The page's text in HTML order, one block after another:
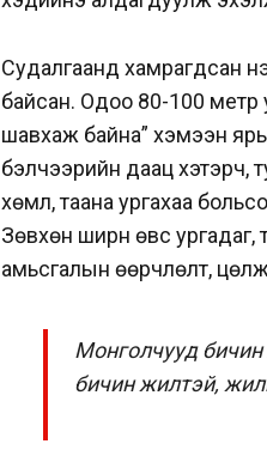
Судалгаанд хамрагдсан
байсан. Одоо 80-100 метр
шавхаж байна” хэмээн
бэлчээрийн даац хэтэрч,
хөмүүл, таана ургахаа
Зөвхөн ширүүн өвс
амьсгалын өөрчлөлт,
Монголчууд бичин
бичин жилтэй,